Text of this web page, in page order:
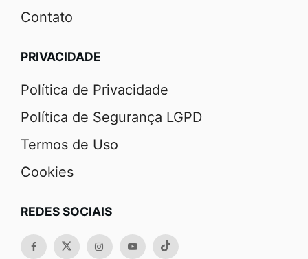
Contato
PRIVACIDADE
Política de Privacidade
Política de Segurança LGPD
Termos de Uso
Cookies
REDES SOCIAIS